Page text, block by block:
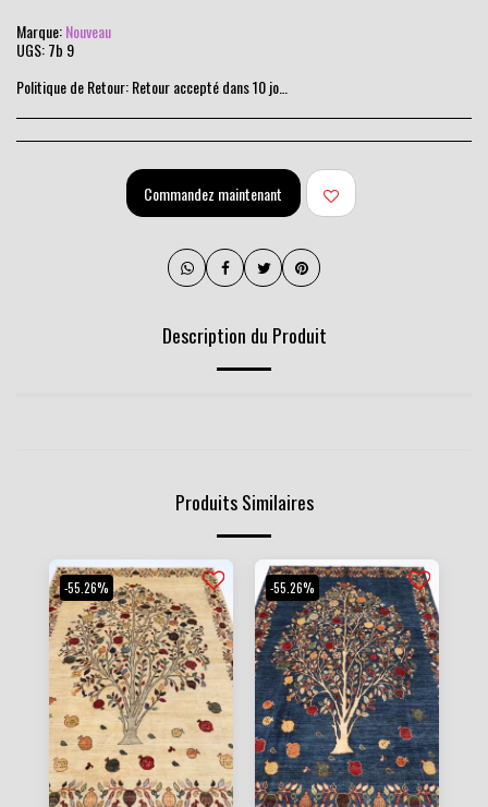
Marque:Nouveau
UGS:7b 9
Politique de Retour:Retour accepté dans 10 jours
Commandez maintenant
Description du Produit
Produits Similaires
-55.26% -55.26%